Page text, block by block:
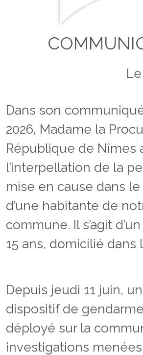
Dans son
2026, Madame la
République de Nîmes
l’interpellation de la
mise en cause dans
d’une habitante de
commune. Il s’agit
15 ans, domicilié dans
Depuis jeudi 11 juin,
dispositif de
déployé sur la
investigations